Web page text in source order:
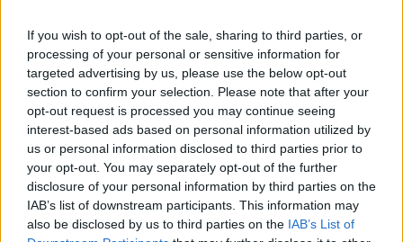
If you wish to opt-out of the sale, sharing to third parties, or
processing of your personal or sensitive information for
targeted advertising by us, please use the below opt-out
section to confirm your selection. Please note that after your
opt-out request is processed you may continue seeing
interest-based ads based on personal information utilized by
us or personal information disclosed to third parties prior to
your opt-out. You may separately opt-out of the further
disclosure of your personal information by third parties on the
IAB’s list of downstream participants. This information may
also be disclosed by us to third parties on the IAB’s List of
Επιτρέπεται να προσπεράσεις
περιπολικό; Τι λέει ο ΚΟΚ που
οι περισσότεροι αγνοούν
Ο Κώδικας Οδικής Κυκλοφορίας δεν
απαγορεύει την προσπέραση οχήματος
της αστυνομίας, αλλά ισχύουν
συγκεκριμένοι κανόνες που κάθε οδηγός
πρέπει να γνωρίζει.
Επίθεση στον Ερυθρό Σταυρό:
Ασθενής χτύπησε νοσηλεύτρια